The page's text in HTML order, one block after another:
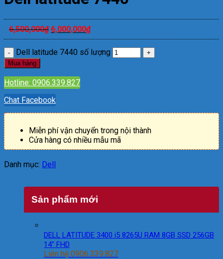
6,500,000₫ 6,000,000₫
Dell latitude 7440 số lượng
Mua hàng
Hotline: 0906.339.827
Chat Facebook
Miễn phí vận chuyển trong nội thành
Cửa hàng có nhiều mẫu mã
Danh mục: Dell
Sản phẩm mới
DELL LATITUDE 3400 i5 8265U RAM 8GB SSD 256GB
14″ FHD
Liên hệ 0906.339.827